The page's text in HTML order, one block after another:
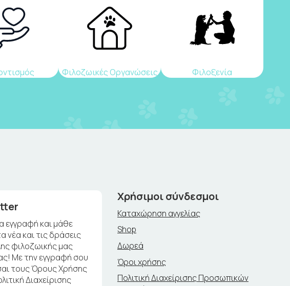
Φιλοζωικές Οργανώσεις Φιλοξενία
εγγραφή και μάθε
νέα και τις δράσεις
φιλοζωικής μας
Με την εγγραφή σου
τους Όρους Χρήσης
Διαχείρισης
Χρήσιμοι σύνδεσμοι
Καταχώρηση αγγελίας
Shop
Δωρεά
Όροι χρήσης
Πολιτική Διαχείρισης Προσωπικών